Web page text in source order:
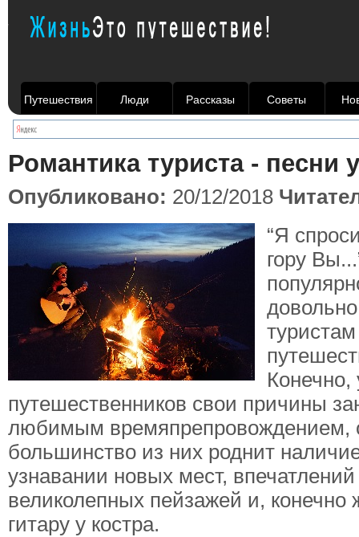
Путешествия Люди Рассказы Советы
Романтика туриста - песни
Опубликовано: 20/12/2018
“Я
гору
Конечно,
путешественников свои причины
любимым времяпрепровождением,
большинство из них роднит
узнавании новых мест,
великолепных пейзажей и, конечно
гитару у костра.